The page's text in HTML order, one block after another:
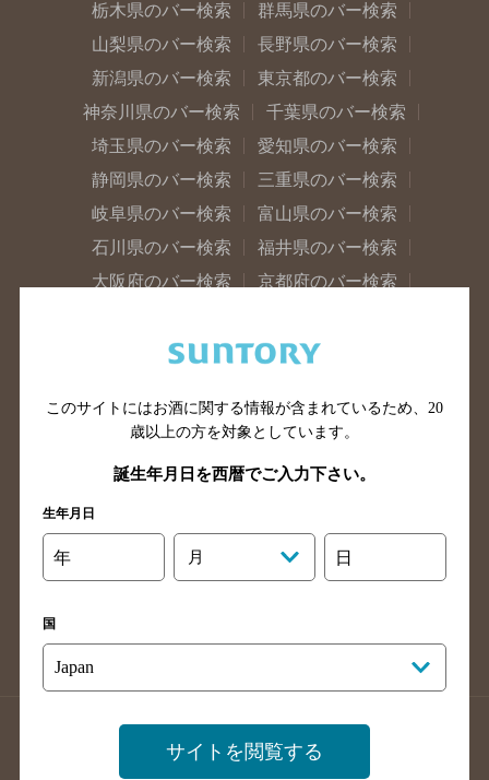
栃木県のバー検索
群馬県のバー検索
山梨県のバー検索
長野県のバー検索
新潟県のバー検索
東京都のバー検索
神奈川県のバー検索
千葉県のバー検索
埼玉県のバー検索
愛知県のバー検索
静岡県のバー検索
三重県のバー検索
岐阜県のバー検索
富山県のバー検索
石川県のバー検索
福井県のバー検索
大阪府のバー検索
京都府のバー検索
滋賀県のバー検索
和歌山県のバー検索
山口県のバー検索
鳥取県のバー検索
香川県のバー検索
愛媛県のバー検索
高知県のバー検索
長崎県のバー検索
佐賀県のバー検索
大分県のバー検索
熊本県のバー検索
このサイトにはお酒に関する情報が含まれているため、 20
歳以上の方を対象としています。
誕生年月日を西暦でご入力下さい。
生年月日
年 月 日
国
サイトを閲覧する